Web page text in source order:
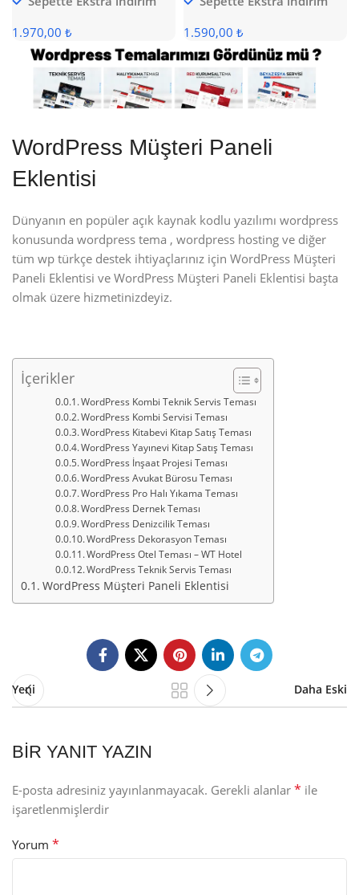
1.970,00 ₺
1.590,00 ₺
WordPress Müşteri Paneli
Eklentisi
Dünyanın en popüler açık kaynak kodlu yazılımı wordpress
konusunda wordpress tema , wordpress hosting ve diğer
tüm wp türkçe destek ihtiyaçlarınız için WordPress Müşteri
Paneli Eklentisi ve WordPress Müşteri Paneli Eklentisi başta
olmak üzere hizmetinizdeyiz.
İçerikler
WordPress Kombi Teknik Servis Teması
WordPress Kombi Servisi Teması
WordPress Kitabevi Kitap Satış Teması
WordPress Yayınevi Kitap Satış Teması
WordPress İnşaat Projesi Teması
WordPress Avukat Bürosu Teması
WordPress Pro Halı Yıkama Teması
WordPress Dernek Teması
WordPress Denizcilik Teması
WordPress Dekorasyon Teması
WordPress Otel Teması – WT Hotel
WordPress Teknik Servis Teması
WordPress Müşteri Paneli Eklentisi
Yeni Daha Eski
BIR YANIT YAZIN
E-posta adresiniz yayınlanmayacak. Gerekli alanlar * ile
işaretlenmişlerdir
Yorum *